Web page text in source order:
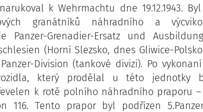
k Wehrmachtu dne 19.12.1943.
granátníků náhradního a
Panzer-Grenadier-Ersatz und
(Horní Slezsko, dnes Gliwice-
Division (tankové divizi). Po
který prodělal u této jednotky
k rotě polního náhradního praporu
116. Tento prapor byl podřízen